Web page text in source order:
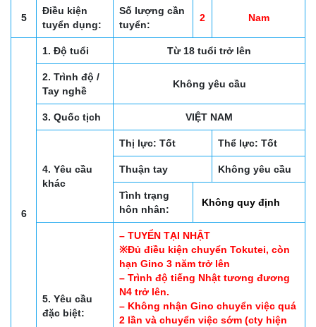
5
Điều kiện
tuyển dụng:
Số lượng cần
tuyển:
2 Nam
6
1. Độ tuổi Từ 18 tuổi trở lên
2. Trình độ /
Tay nghề
Không yêu cầu
3. Quốc tịch VIỆT NAM
4. Yêu cầu
khác
Thị lực: Tốt Thể lực: Tốt
Thuận tay Không yêu cầu
Tình trạng
hôn nhân:
Không quy định
5. Yêu cầu
đặc biệt:
– TUYỂN TẠI NHẬT
※Đủ điều kiện chuyển Tokutei, còn
hạn Gino 3 năm trở lên
– Trình độ tiếng Nhật tương đương
N4 trở lên.
– Không nhận Gino chuyển việc quá
2 lần và chuyển việc sớm (cty hiện